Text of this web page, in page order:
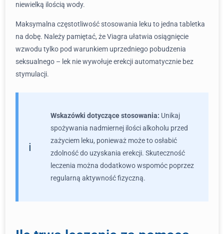
niewielką ilością wody.
Maksymalna częstotliwość stosowania leku to jedna tabletka
na dobę. Należy pamiętać, że Viagra ułatwia osiągnięcie
wzwodu tylko pod warunkiem uprzedniego pobudzenia
seksualnego – lek nie wywołuje erekcji automatycznie bez
stymulacji.
Wskazówki dotyczące stosowania: Unikaj
spożywania nadmiernej ilości alkoholu przed
zażyciem leku, ponieważ może to osłabić
zdolność do uzyskania erekcji. Skuteczność
leczenia można dodatkowo wspomóc poprzez
regularną aktywność fizyczną.